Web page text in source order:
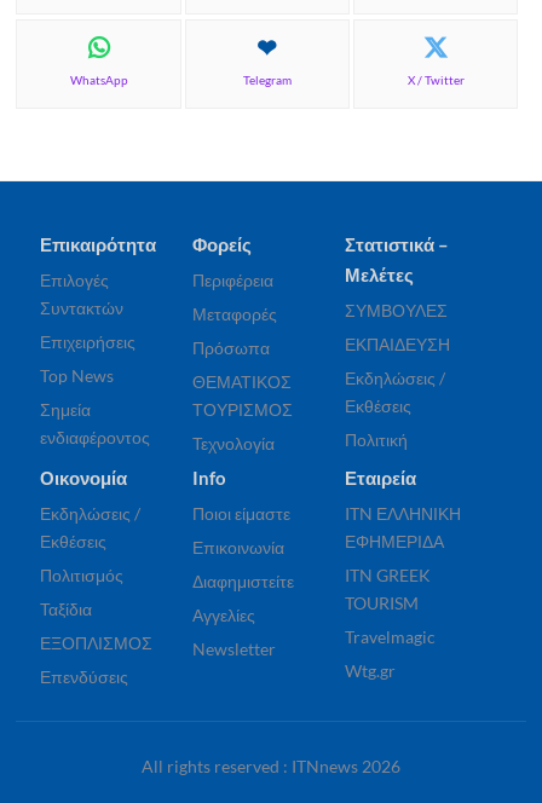
WhatsApp Telegram X / Twitter
Επικαιρότητα
Επιλογές
Συντακτών
Επιχειρήσεις
Top News
Σημεία
ενδιαφέροντος
Φορείς
Περιφέρεια
Μεταφορές
Πρόσωπα
ΘΕΜΑΤΙΚΟΣ
ΤΟΥΡΙΣΜΟΣ
Τεχνολογία
Στατιστικά –
Μελέτες
ΣΥΜΒΟΥΛΕΣ
ΕΚΠΑΙΔΕΥΣΗ
Εκδηλώσεις /
Εκθέσεις
Πολιτική
Οικονομία
Εκδηλώσεις /
Εκθέσεις
Πολιτισμός
Ταξίδια
ΕΞΟΠΛΙΣΜΟΣ
Επενδύσεις
Info
Ποιοι είμαστε
Επικοινωνία
Διαφημιστείτε
Αγγελίες
Newsletter
Εταιρεία
ITN ΕΛΛΗΝΙΚΗ
ΕΦΗΜΕΡΙΔΑ
ITN GREEK
TOURISM
Travelmagic
Wtg.gr
All rights reserved : ITNnews 2026